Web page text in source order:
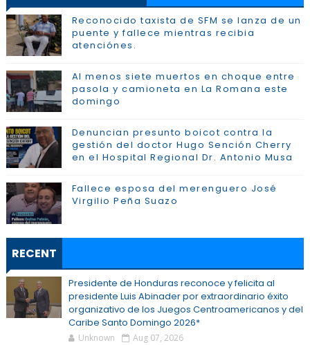
Reconocido taxista de SFM se lanza de un
puente y fallece mientras recibia
atenciónes.
Al menos siete muertos en choque entre
pasola y camioneta en La Romana este
domingo
Denuncian presunto boicot contra la
gestión del doctor Hugo Sención Cherry
en el Hospital Regional Dr. Antonio Musa
Fallece esposa del merenguero José
Virgilio Peña Suazo
RECENT
Presidente de Honduras reconoce y felicita al
presidente Luis Abinader por extraordinario éxito
organizativo de los Juegos Centroamericanos y del
Caribe Santo Domingo 2026*
Unknown Aug 07, 2026